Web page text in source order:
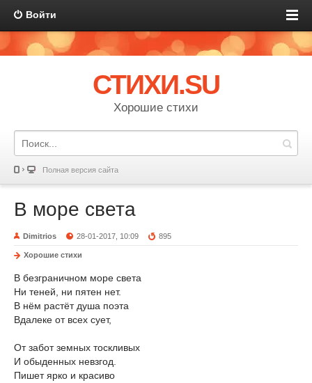
Войти
СТИХИ.SU
Хорошие стихи
Полная версия сайта
В море света
Dimitrios 28-01-2017, 10:09 895
Хорошие стихи
В безграничном море света
Ни теней, ни пятен нет.
В нём растёт душа поэта
Вдалеке от всех сует,
От забот земных тоскливых
И обыденных невзгод.
Пишет ярко и красиво